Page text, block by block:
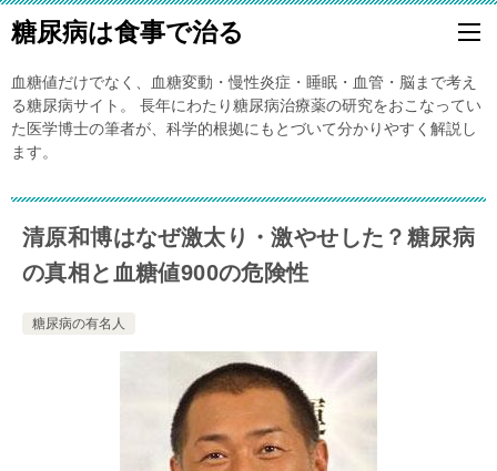
糖尿病は食事で治る
血糖値だけでなく、血糖変動・慢性炎症・睡眠・血管・脳まで考え
る糖尿病サイト。 長年にわたり糖尿病治療薬の研究をおこなってい
た医学博士の筆者が、科学的根拠にもとづいて分かりやすく解説し
ます。
清原和博はなぜ激太り・激やせした？糖尿病
の真相と血糖値900の危険性
糖尿病の有名人